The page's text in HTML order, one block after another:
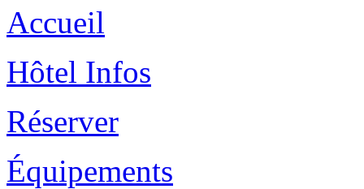
Accueil
Hôtel Infos
Réserver
Équipements